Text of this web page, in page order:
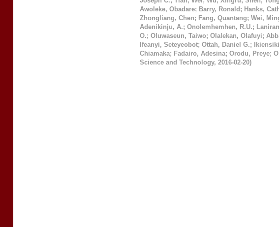
Awoleke, Obadare; Barry, Ronald ; Hanks,
Zhongliang, Chen; Fang, Quantang; Wei,
Adenikinju, A.; Onolemhemhen, R.U.;
O.; Oluwaseun, Taiwo; Olalekan, Olafuyi;
Ifeanyi, Seteyeobot; Ottah, Daniel G.;
Chiamaka; Fadairo, Adesina; Orodu, Preye;
Science and Technology, 2016-02-20)